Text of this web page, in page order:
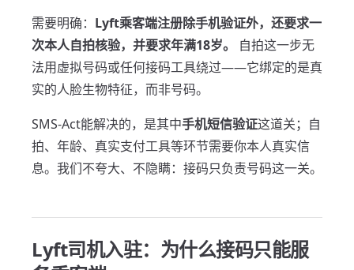
需要明确： Lyft乘客端注册除手机验证外，还要求一
次本人自拍核验，并要求年满18岁。
自拍这一步无
法用虚拟号码或任何接码工具绕过——它绑定的是真
实的人脸生物特征，而非号码。
SMS-Act能解决的，是其中手机短信验证这道关；自
拍、年龄、真实支付工具等环节需要你本人真实信
息。我们不夸大、不隐瞒：接码只负责号码这一关。
Lyft司机入驻：为什么接码只能服